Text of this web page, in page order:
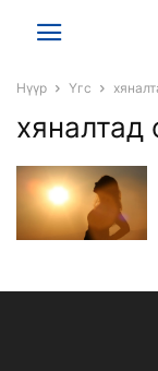
Нүүр Үгс
хяналтад